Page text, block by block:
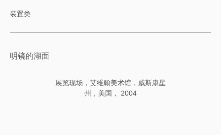
装置类
明镜的湖面